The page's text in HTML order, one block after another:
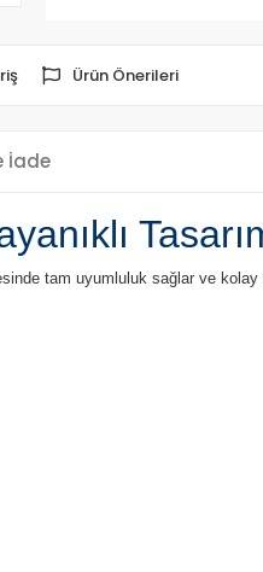
Ürün Önerileri
İade
tam uyumluluk sağlar ve kolay